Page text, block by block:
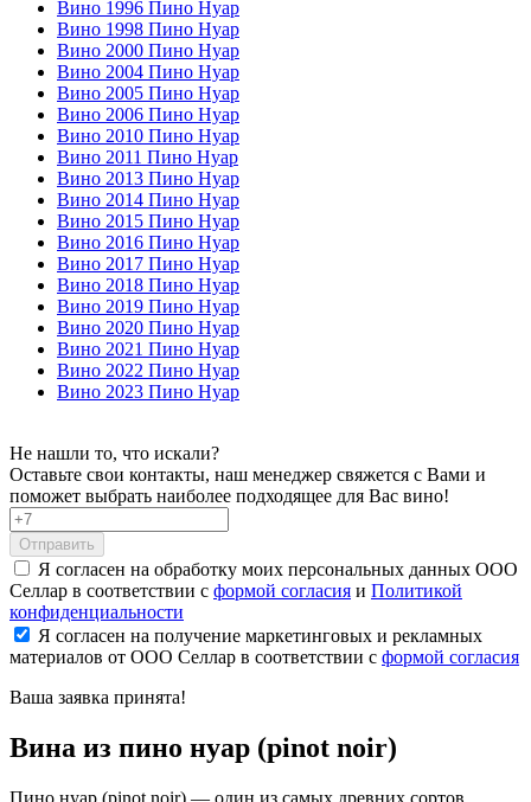
Вино 1996 Пино Нуар
Вино 1998 Пино Нуар
Вино 2000 Пино Нуар
Вино 2004 Пино Нуар
Вино 2005 Пино Нуар
Вино 2006 Пино Нуар
Вино 2010 Пино Нуар
Вино 2011 Пино Нуар
Вино 2013 Пино Нуар
Вино 2014 Пино Нуар
Вино 2015 Пино Нуар
Вино 2016 Пино Нуар
Вино 2017 Пино Нуар
Вино 2018 Пино Нуар
Вино 2019 Пино Нуар
Вино 2020 Пино Нуар
Вино 2021 Пино Нуар
Вино 2022 Пино Нуар
Вино 2023 Пино Нуар
Не нашли то, что искали?
Оставьте свои контакты, наш менеджер свяжется с Вами и
поможет выбрать наиболее подходящее для Вас вино!
Отправить
Я согласен на обработку моих персональных данных ООО
Селлар в соответствии с формой согласия и Политикой
конфиденциальности
Я согласен на получение маркетинговых и рекламных
материалов от ООО Селлар в соответствии с формой согласия
Ваша заявка принята!
Вина из пино нуар (pinot noir)
Пино нуар (pinot noir) — один из самых древних сортов